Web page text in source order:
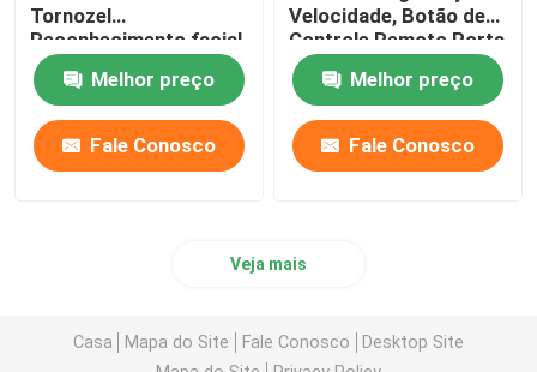
Tornozel
Reconhecimento facial
Controle de acesso
Melhor preço
Fale Conosco
Velocidade, Botão de
Controle Remoto Porta
Eletrônica Turnstile
Melhor preço
Fale Conosco
Veja mais
Casa Mapa do Site Fale Conosco
Desktop Site